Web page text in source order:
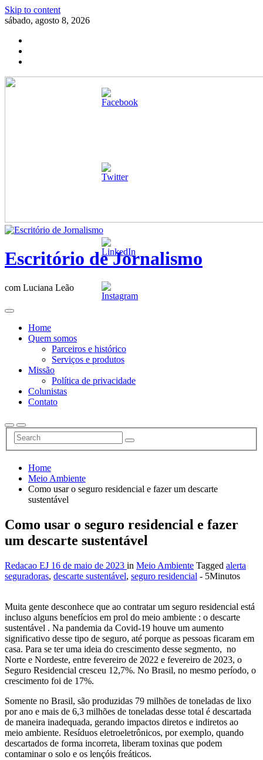
Skip to content
sábado, agosto 8, 2026
Escritório de Jornalismo
com Luciana Leão
Home
Quem somos
Parceiros e histórico
Serviços e produtos
Missão
Política de privacidade
Colunistas
Contato
Home
Meio Ambiente
Como usar o seguro residencial e fazer um descarte
sustentável
Como usar o seguro residencial e fazer
um descarte sustentável
Redacao EJ 16 de maio de 2023 in Meio Ambiente Tagged alerta
seguradoras, descarte sustentável, seguro residencial - 5Minutos
Muita gente desconhece que ao contratar um seguro residencial está
incluso alguns benefícios em prol do meio ambiente : o descarte
sustentável . Na pandemia da Covid-19 houve um aumento
significativo desse tipo de seguro, até porque as pessoas ficaram em
casa. Para se ter uma ideia do crescimento desse segmento, no
Norte e Nordeste, entre fevereiro de 2022 e fevereiro de 2023, o
Seguro Residencial cresceu 12,7%. No Brasil, no mesmo período, o
crescimento foi de 17%.
Somente no Brasil, são produzidas 79 milhões de toneladas de lixo
por ano e mais de 6,3 milhões de toneladas desse total é descartada
de maneira inadequada, gerando impactos diretos e indiretos ao
meio ambiente. Resíduos eletroeletrônicos, por exemplo, quando
descartados de forma incorreta, liberam toxinas que podem
contaminar o solo e os lençóis freáticos.